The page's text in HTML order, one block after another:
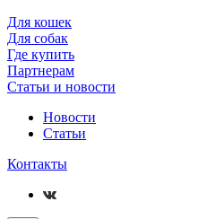
Для кошек
Для собак
Где купить
Партнерам
Статьи и новости
Новости
Статьи
Контакты